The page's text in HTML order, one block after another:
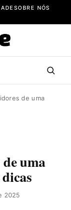
SOBRE NÓS
de uma
uma
2025